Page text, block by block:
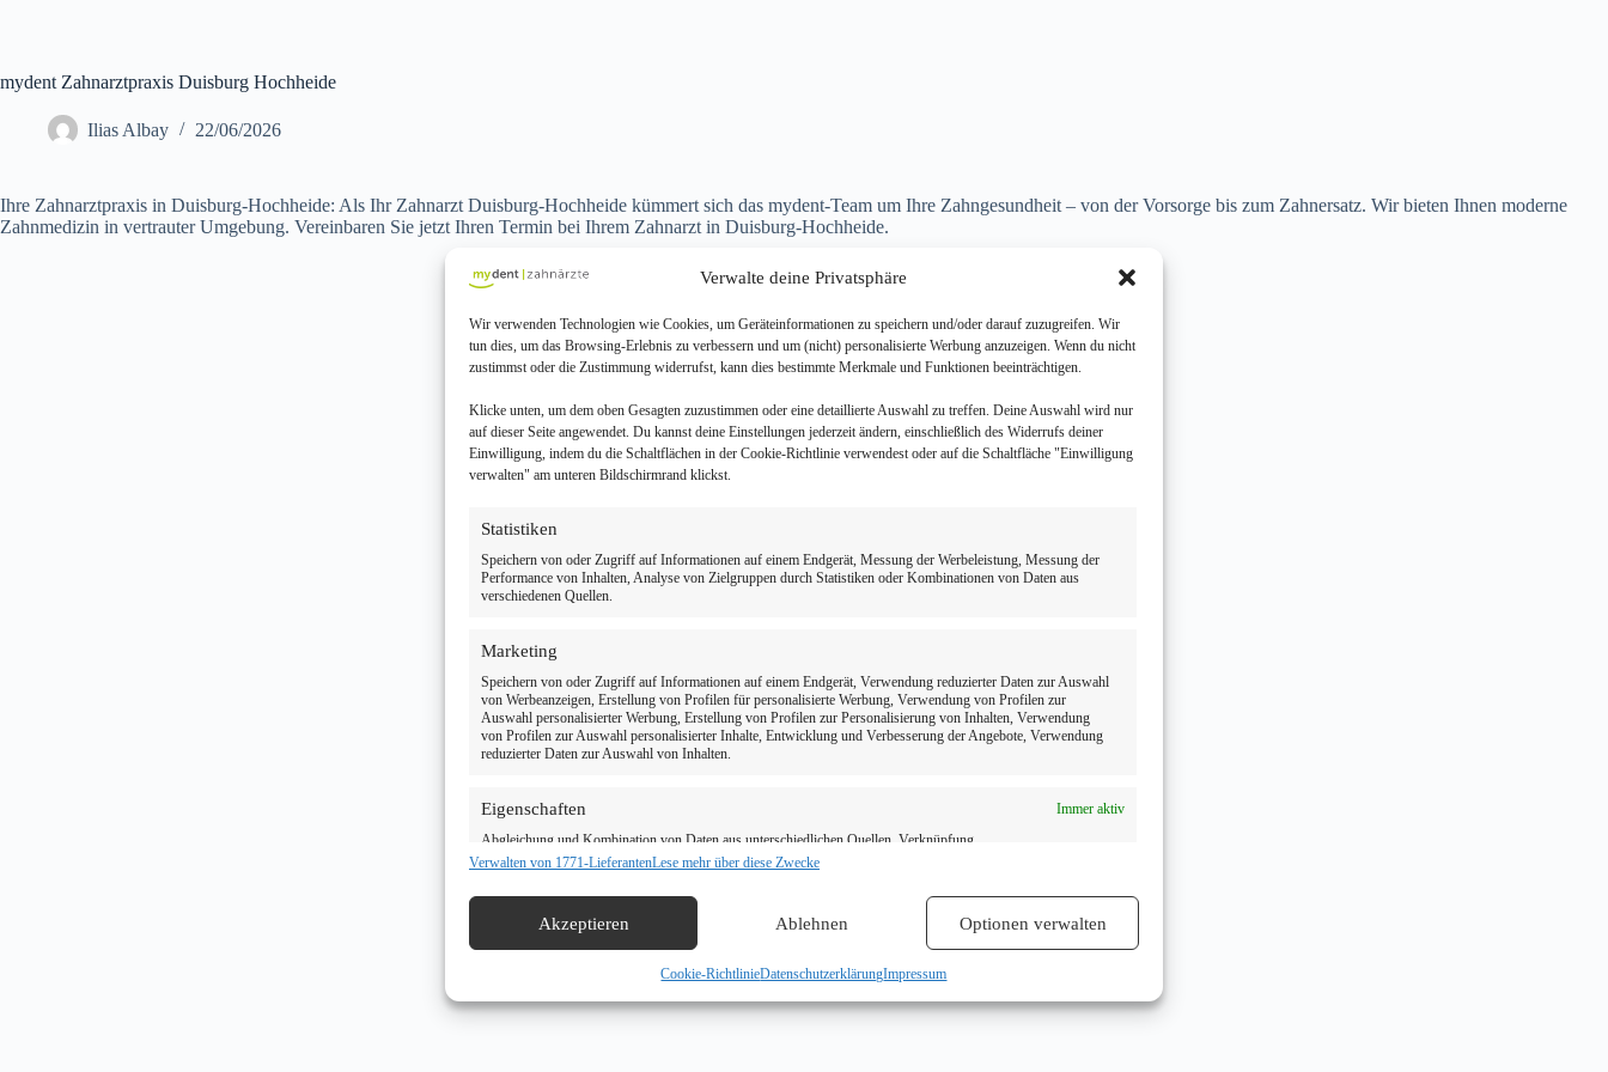
Verwalte deine Privatsphäre
Wir verwenden Technologien wie Cookies, um Geräteinformationen zu speichern und/oder darauf zuzugreifen. Wir
tun dies, um das Browsing-Erlebnis zu verbessern und um (nicht) personalisierte Werbung anzuzeigen. Wenn du nicht
zustimmst oder die Zustimmung widerrufst, kann dies bestimmte Merkmale und Funktionen beeinträchtigen.
Klicke unten, um dem oben Gesagten zuzustimmen oder eine detaillierte Auswahl zu treffen. Deine Auswahl wird nur
auf dieser Seite angewendet. Du kannst deine Einstellungen jederzeit ändern, einschließlich des Widerrufs deiner
Einwilligung, indem du die Schaltflächen in der Cookie-Richtlinie verwendest oder auf die Schaltfläche "Einwilligung
verwalten" am unteren Bildschirmrand klickst.
Statistiken
Speichern von oder Zugriff auf Informationen auf einem Endgerät, Messung der Werbeleistung, Messung der
Performance von Inhalten, Analyse von Zielgruppen durch Statistiken oder Kombinationen von Daten aus
verschiedenen Quellen.
Marketing
Speichern von oder Zugriff auf Informationen auf einem Endgerät, Verwendung reduzierter Daten zur Auswahl
von Werbeanzeigen, Erstellung von Profilen für personalisierte Werbung, Verwendung von Profilen zur
Auswahl personalisierter Werbung, Erstellung von Profilen zur Personalisierung von Inhalten, Verwendung
von Profilen zur Auswahl personalisierter Inhalte, Entwicklung und Verbesserung der Angebote, Verwendung
reduzierter Daten zur Auswahl von Inhalten.
Eigenschaften
Immer aktiv
Abgleichung und Kombination von Daten aus unterschiedlichen Quellen, Verknüpfung
verschiedener Endgeräte, Identifikation von Endgeräten anhand automatisch übermittelter
Verwendung genauer Standortdaten, Geräte anhand von aktiv angeforderten
Informationen identifizieren.
Gewährleistung der Sicherheit, Verhinderung und Aufdeckung von Betrug
Verwalten von 1771-LieferantenLese mehr über diese Zwecke
Akzeptieren Ablehnen Optionen verwalten
Cookie-RichtlinieDatenschutzerklärungImpressum
mydent Zahnarztpraxis Duisburg Hochheide
Ilias Albay 22/06/2026
Ihre Zahnarztpraxis in Duisburg-Hochheide: Als Ihr Zahnarzt Duisburg-Hochheide kümmert sich das mydent-Team um Ihre Zahngesundheit – von der Vorsorge bis zum Zahnersatz. Wir bieten Ihnen moderne
Zahnmedizin in vertrauter Umgebung. Vereinbaren Sie jetzt Ihren Termin bei Ihrem Zahnarzt in Duisburg-Hochheide.